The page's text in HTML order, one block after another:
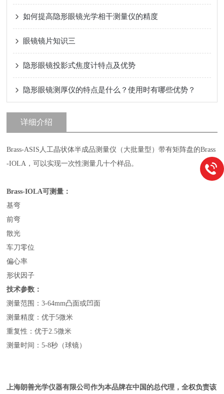
如何提高隐形眼镜光学相干测量仪的精度
眼镜镜片知识三
隐形眼镜投影式焦度计特点及优势
隐形眼镜测厚仪的特点是什么？使用时有哪些优势？
详细介绍
Brass-ASIS人工晶状体半成品测量仪（大批量型）带有矩阵盘的Brass
-IOLA，可以实现一次性测量几十个样品。
Brass-IOLA可测量：
基弯
前弯
散光
车刀零位
偏心率
形状因子
技术参数：
测量范围：3-64mm凸面或凹面
测量精度：优于5微米
重复性：优于2.5微米
测量时间：5-8秒（球镜）
上海朗善光学仪器有限公司作为本品牌在中国的总代理，全权负责该